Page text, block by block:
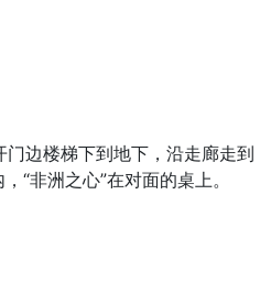
边楼梯下到地下，沿走廊走到
“非洲之心”在对面的桌上。